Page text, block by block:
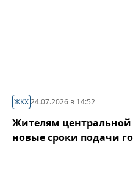
ЖКХ24.07.2026 в 14:52
Жителям центральной
новые сроки подачи